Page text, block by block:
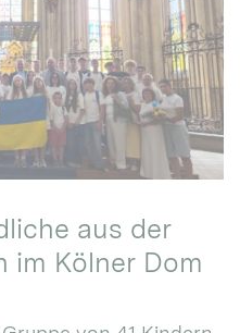
aus der
im Kölner Dom